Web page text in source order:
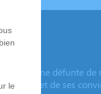
personne défunte
valeurs et de ses